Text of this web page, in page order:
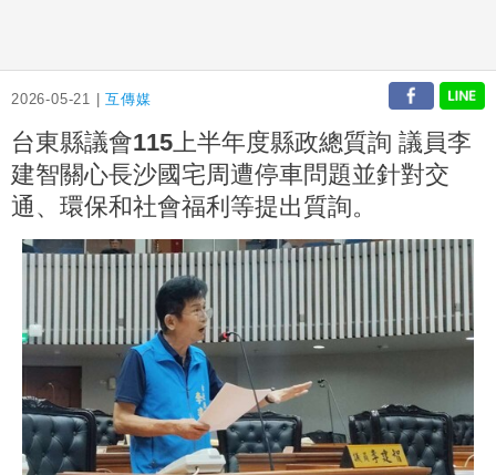
2026-05-21 |互傳媒
台東縣議會115上半年度縣政總質詢 議員李
建智關心長沙國宅周遭停車問題並針對交
通、環保和社會福利等提出質詢。